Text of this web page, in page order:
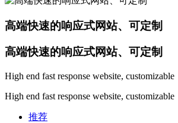
高端快速的响应式网站、可定制
高端快速的响应式网站、可定制
High end fast response website, customizable
High end fast response website, customizable
推荐